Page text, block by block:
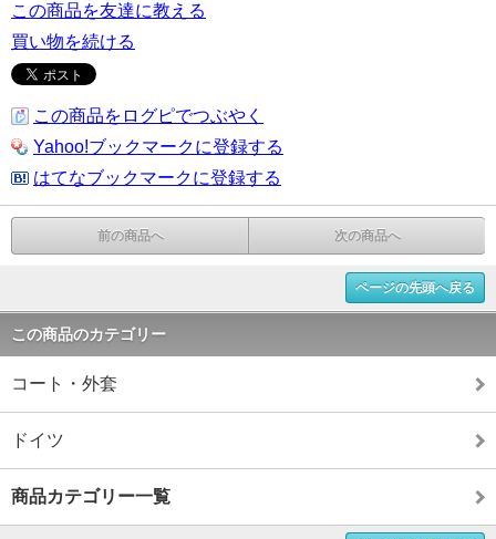
この商品を友達に教える
買い物を続ける
この商品をログピでつぶやく
Yahoo!ブックマークに登録する
はてなブックマークに登録する
前の商品へ 次の商品へ
ページの先頭へ戻る
この商品のカテゴリー
コート・外套
ドイツ
商品カテゴリー一覧